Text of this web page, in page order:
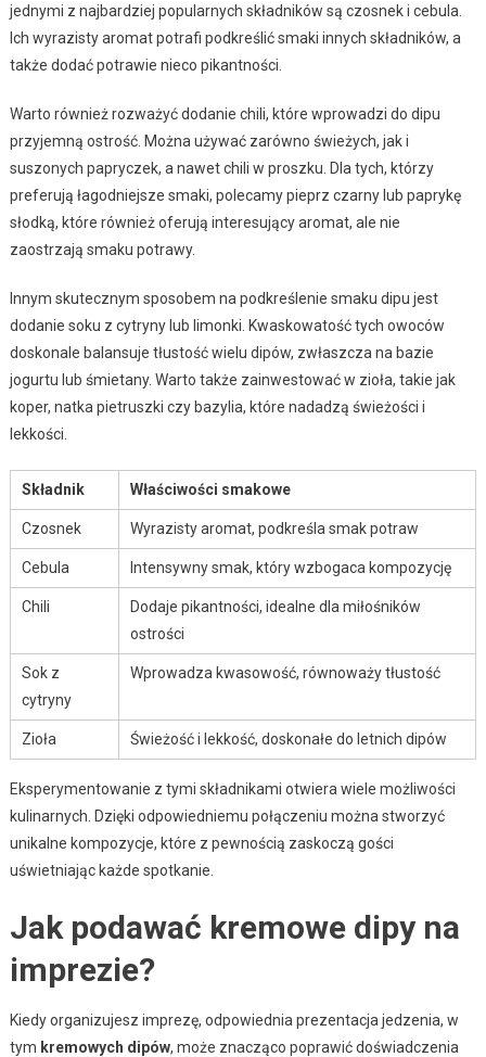
jednymi z najbardziej popularnych składników są czosnek i cebula.
Ich wyrazisty aromat potrafi podkreślić smaki innych składników, a
także dodać potrawie nieco pikantności.
Warto również rozważyć dodanie chili, które wprowadzi do dipu
przyjemną ostrość. Można używać zarówno świeżych, jak i
suszonych papryczek, a nawet chili w proszku. Dla tych, którzy
preferują łagodniejsze smaki, polecamy pieprz czarny lub paprykę
słodką, które również oferują interesujący aromat, ale nie
zaostrzają smaku potrawy.
Innym skutecznym sposobem na podkreślenie smaku dipu jest
dodanie soku z cytryny lub limonki. Kwaskowatość tych owoców
doskonale balansuje tłustość wielu dipów, zwłaszcza na bazie
jogurtu lub śmietany. Warto także zainwestować w zioła, takie jak
koper, natka pietruszki czy bazylia, które nadadzą świeżości i
lekkości.
Składnik Właściwości smakowe
Czosnek Wyrazisty aromat, podkreśla smak potraw
Cebula Intensywny smak, który wzbogaca kompozycję
Chili
Dodaje pikantności, idealne dla miłośników
ostrości
Sok z
cytryny
Wprowadza kwasowość, równoważy tłustość
Zioła Świeżość i lekkość, doskonałe do letnich dipów
Eksperymentowanie z tymi składnikami otwiera wiele możliwości
kulinarnych. Dzięki odpowiedniemu połączeniu można stworzyć
unikalne kompozycje, które z pewnością zaskoczą gości
uświetniając każde spotkanie.
Jak podawać kremowe dipy na
imprezie?
Kiedy organizujesz imprezę, odpowiednia prezentacja jedzenia, w
tym kremowych dipów, może znacząco poprawić doświadczenia